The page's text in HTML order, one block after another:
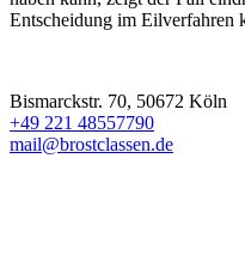
Entscheidung im Eilverfahren
Bismarckstr. 70, 50672 Köln
+49 221 48557790
mail@brostclassen.de